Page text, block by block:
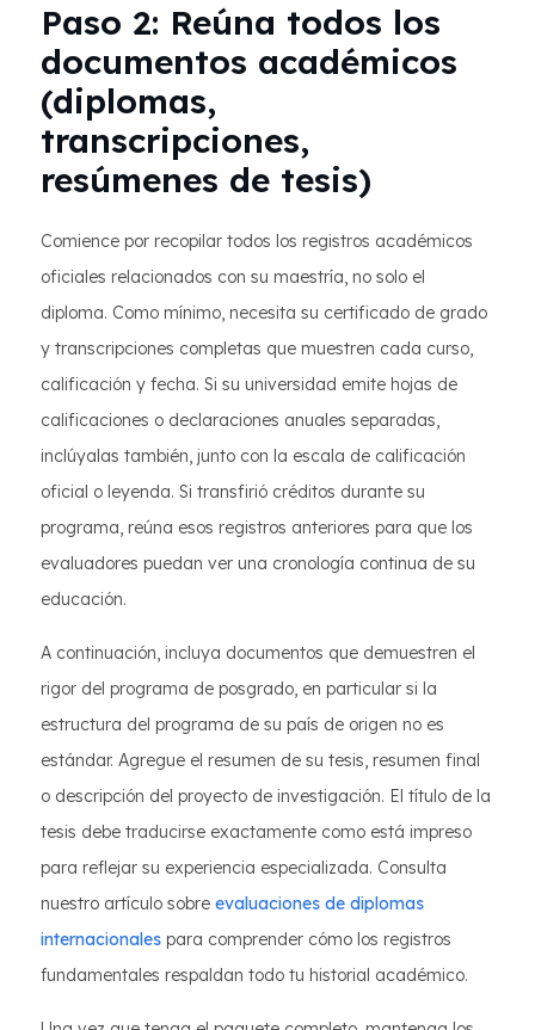
Paso 2: Reúna todos los
documentos académicos
(diplomas,
transcripciones,
resúmenes de tesis)
Comience por recopilar todos los registros académicos
oficiales relacionados con su maestría, no solo el
diploma. Como mínimo, necesita su certificado de grado
y transcripciones completas que muestren cada curso,
calificación y fecha. Si su universidad emite hojas de
calificaciones o declaraciones anuales separadas,
inclúyalas también, junto con la escala de calificación
oficial o leyenda. Si transfirió créditos durante su
programa, reúna esos registros anteriores para que los
evaluadores puedan ver una cronología continua de su
educación.
A continuación, incluya documentos que demuestren el
rigor del programa de posgrado, en particular si la
estructura del programa de su país de origen no es
estándar. Agregue el resumen de su tesis, resumen final
o descripción del proyecto de investigación. El título de la
tesis debe traducirse exactamente como está impreso
para reflejar su experiencia especializada. Consulta
nuestro artículo sobre evaluaciones de diplomas
internacionales para comprender cómo los registros
fundamentales respaldan todo tu historial académico.